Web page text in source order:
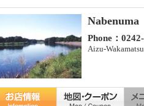
Nabenuma
Phone：
Aizu-